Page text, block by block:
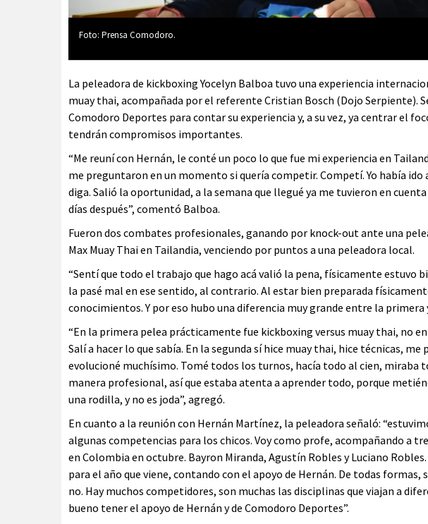
Foto: Prensa Comodoro.
La peleadora de kickboxing Yocelyn Balboa tuvo una experiencia
muay thai, acompañada por el referente Cristian Bosch (Dojo Serpiente).
Comodoro Deportes para contar su experiencia y, a su vez, ya centrar el
tendrán compromisos importantes.
“Me reuní con Hernán, le conté un poco lo que fue mi experiencia en
me preguntaron en un momento si quería competir. Competí. Yo había ido
diga. Salió la oportunidad, a la semana que llegué ya me tuvieron en
días después”, comentó Balboa.
Fueron dos combates profesionales, ganando por knock-out ante una
Max Muay Thai en Tailandia, venciendo por puntos a una peleadora local.
“Sentí que todo el trabajo que hago acá valió la pena, físicamente estuvo
la pasé mal en ese sentido, al contrario. Al estar bien preparada
conocimientos. Y por eso hubo una diferencia muy grande entre la primera
“En la primera pelea prácticamente fue kickboxing versus muay thai, no
Salí a hacer lo que sabía. En la segunda sí hice muay thai, hice técnicas,
evolucioné muchísimo. Tomé todos los turnos, hacía todo al cien, miraba
manera profesional, así que estaba atenta a aprender todo, porque
una rodilla, y no es joda”, agregó.
En cuanto a la reunión con Hernán Martínez, la peleadora señaló:
algunas competencias para los chicos. Voy como profe, acompañando a
en Colombia en octubre. Bayron Miranda, Agustín Robles y Luciano
para el año que viene, contando con el apoyo de Hernán. De todas formas,
no. Hay muchos competidores, son muchas las disciplinas que viajan a
bueno tener el apoyo de Hernán y de Comodoro Deportes”.